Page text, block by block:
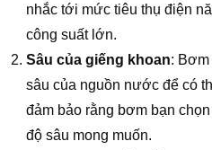
nhắc tới mức tiêu thụ điện
công suất lớn.
Sâu của giếng khoan:
sâu của nguồn nước để có
đảm bảo rằng bơm bạn
độ sâu mong muốn.